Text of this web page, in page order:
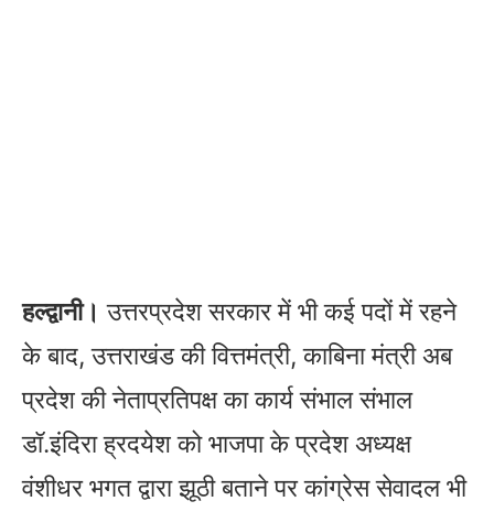
हल्द्वानी। उत्तरप्रदेश सरकार में भी कई पदों में रहने
के बाद, उत्तराखंड की वित्तमंत्री, काबिना मंत्री अब
प्रदेश की नेताप्रतिपक्ष का कार्य संभाल संभाल
डॉ.इंदिरा ह्रदयेश को भाजपा के प्रदेश अध्यक्ष
वंशीधर भगत द्वारा झूठी बताने पर कांग्रेस सेवादल भी